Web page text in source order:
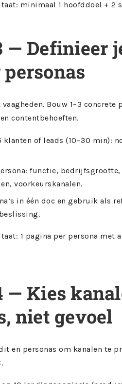
minimaal 1 hoofddoel + 2
— Definieer
Bouw 1–3
contentbehoeften.
klanten of leads (10–30 min):
functie,
voorkeurskanalen.
in één doc en gebruik als
1 pagina per persona met
— Kies
niet gevoel
en personas om kanalen te